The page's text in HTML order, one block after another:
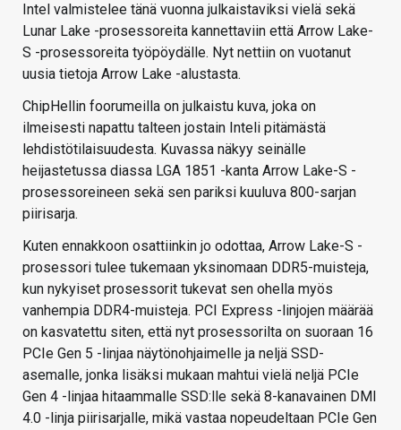
Intel valmistelee tänä vuonna julkaistaviksi vielä sekä
Lunar Lake -prosessoreita kannettaviin että Arrow Lake-
S -prosessoreita työpöydälle. Nyt nettiin on vuotanut
uusia tietoja Arrow Lake -alustasta.
ChipHellin foorumeilla on julkaistu kuva, joka on
ilmeisesti napattu talteen jostain Inteli pitämästä
lehdistötilaisuudesta. Kuvassa näkyy seinälle
heijastetussa diassa LGA 1851 -kanta Arrow Lake-S -
prosessoreineen sekä sen pariksi kuuluva 800-sarjan
piirisarja.
Kuten ennakkoon osattiinkin jo odottaa, Arrow Lake-S -
prosessori tulee tukemaan yksinomaan DDR5-muisteja,
kun nykyiset prosessorit tukevat sen ohella myös
vanhempia DDR4-muisteja. PCI Express -linjojen määrää
on kasvatettu siten, että nyt prosessorilta on suoraan 16
PCIe Gen 5 -linjaa näytönohjaimelle ja neljä SSD-
asemalle, jonka lisäksi mukaan mahtui vielä neljä PCIe
Gen 4 -linjaa hitaammalle SSD:lle sekä 8-kanavainen DMI
4.0 -linja piirisarjalle, mikä vastaa nopeudeltaan PCIe Gen